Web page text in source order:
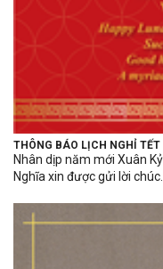
THÔNG BÁO LỊCH NGHỈ
Nhân dịp năm mới Xuân
Nghĩa xin được gửi lời